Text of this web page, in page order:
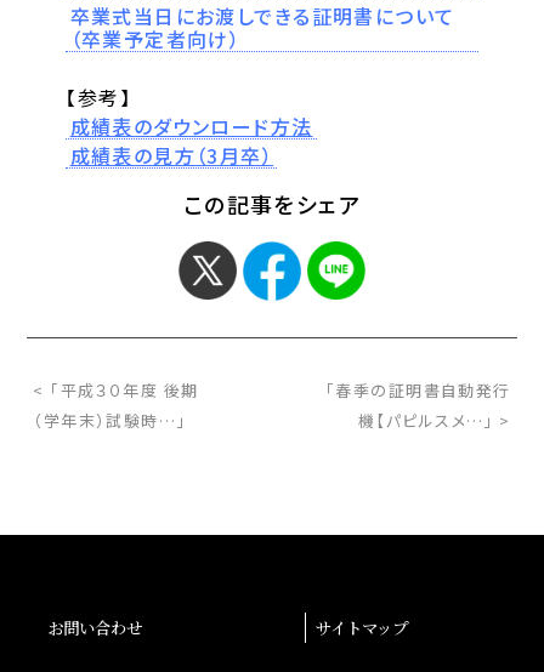
卒業式当日にお渡しできる証明書について
（卒業予定者向け）
【参考】
成績表のダウンロード方法
成績表の見方（3月卒）
この記事をシェア
< 「平成３０年度 後期
（学年末）試験時…」
「春季の証明書自動発行
機【パピルスメ…」 >
お問い合わせ サイトマップ